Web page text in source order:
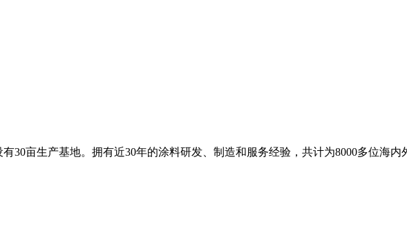
30亩生产基地。拥有近30年的涂料研发、制造和服务经验，共计为8000多位海